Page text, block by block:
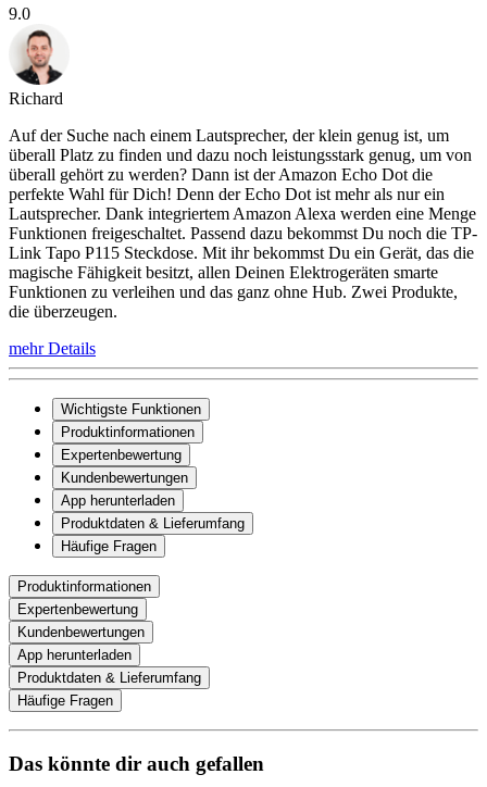
9.0
Richard
Auf der Suche nach einem Lautsprecher, der klein genug ist, um
überall Platz zu finden und dazu noch leistungsstark genug, um von
überall gehört zu werden? Dann ist der Amazon Echo Dot die
perfekte Wahl für Dich! Denn der Echo Dot ist mehr als nur ein
Lautsprecher. Dank integriertem Amazon Alexa werden eine Menge
Funktionen freigeschaltet. Passend dazu bekommst Du noch die TP-
Link Tapo P115 Steckdose. Mit ihr bekommst Du ein Gerät, das die
magische Fähigkeit besitzt, allen Deinen Elektrogeräten smarte
Funktionen zu verleihen und das ganz ohne Hub. Zwei Produkte,
die überzeugen.
mehr Details
Wichtigste Funktionen
Produktinformationen
Expertenbewertung
Kundenbewertungen
App herunterladen
Produktdaten & Lieferumfang
Häufige Fragen
Produktinformationen
Expertenbewertung
Kundenbewertungen
App herunterladen
Produktdaten & Lieferumfang
Häufige Fragen
Das könnte dir auch gefallen